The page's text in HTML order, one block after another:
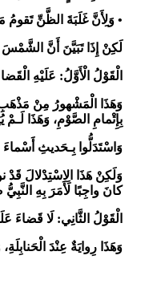
• وَلِأَنَّ غَلَبَةَ الظَّنِّ تَقومُ
لَكِنْ إِذَا تَبَيَّنَ أَنَّ
الْقَوْلُ الْأَوَّلُ: عَلَيْهِ
وَهَذَا الْمَشْهورُ مِنْ مَذْهَبِ
بِإِتْمامِ الصَّوْمِ، وَهَذَا
وَاسْتَدَلُّوا بِـحَديثِ
وَلَكِنْ هَذَا الِاسْتِدْلالَ قَدْ
كانَ واجِبًا لَأَمَرَ بِهِ
الْقَوْلُ الثَّانِي: لَا قَضاءَ
وَهَذَا رِوايَةٌ عِنْدَ